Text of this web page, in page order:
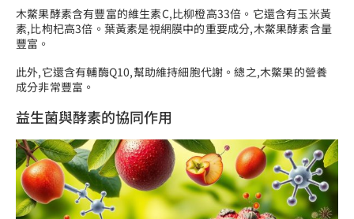
木鱉果酵素含有豐富的維生素C,比柳橙高33倍。它還含有玉米黃
素,比枸杞高3倍。葉黃素是視網膜中的重要成分,木鱉果酵素含量
豐富。
此外,它還含有輔酶Q10,幫助維持細胞代謝。總之,木鱉果的營養
成分非常豐富。
益生菌與酵素的協同作用